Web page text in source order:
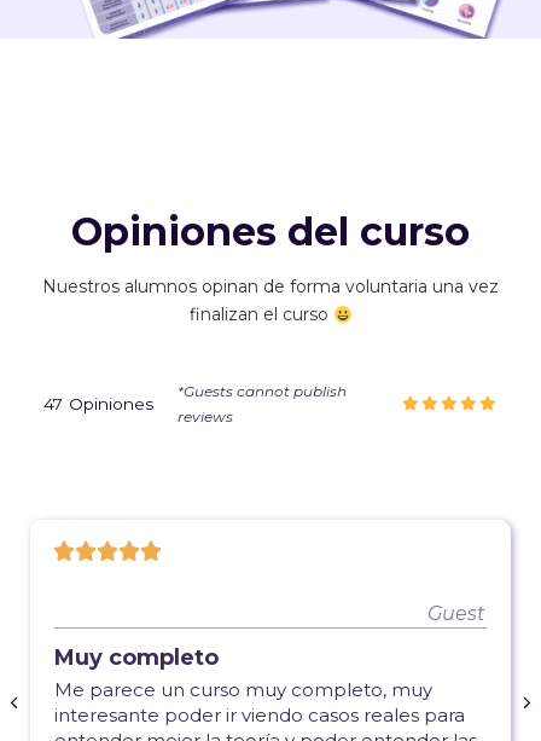
Opiniones del curso
Nuestros alumnos opinan de forma voluntaria una vez
finalizan el curso
47 Opiniones
*Guests cannot publish
reviews
muy
reales para
Totalmente
descubrimiento el saber